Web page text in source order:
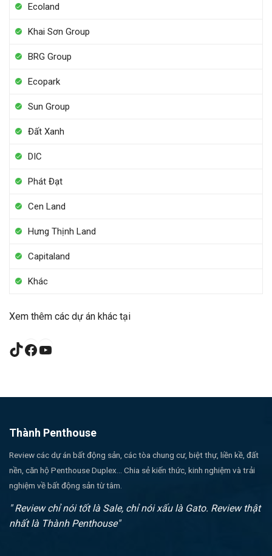
Ecoland
Khai Sơn Group
BRG Group
Ecopark
Sun Group
Đất Xanh
DIC
Phát Đạt
Cen Land
Hưng Thịnh Land
Capitaland
Khác
Xem thêm các dự án khác tại
TikTok
Facebook
Thành Penthouse
Review các dự án bất động sản, các tòa chung cư, biệt thự, liền kề, đất
nền, căn hộ Penthouse Duplex... Chia sẻ kiến thức, kinh nghiệm và trải
nghiệm về bất động sản từ tâm.
" Review chỉ nói tốt là Sale, chỉ nói xấu là Gato. Review thật
nhất là Thành Penthouse"